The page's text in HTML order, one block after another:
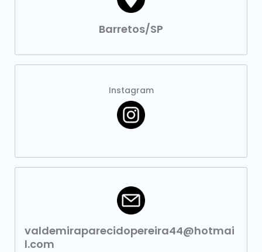
Barretos/SP
Instagram
valdemiraparecidopereira44@hotmai
l.com